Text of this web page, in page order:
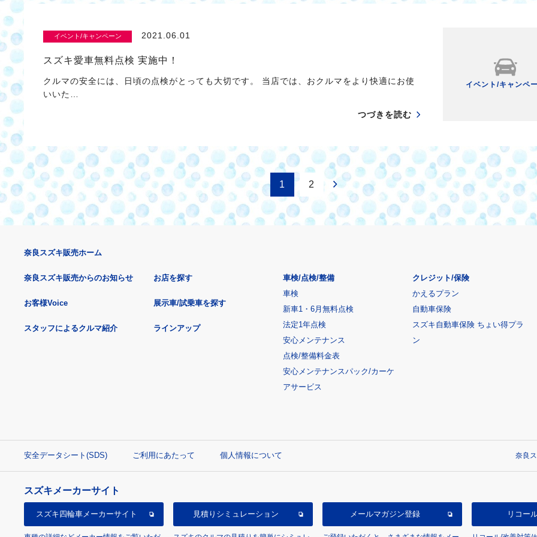
イベント/キャンペーン 2021.06.01
スズキ愛車無料点検 実施中！
クルマの安全には、日頃の点検がとっても大切です。 当店では、おクルマをより快適にお使
いいた…
つづきを読む
イベント/キャンペ
1 2
奈良スズキ販売ホーム
奈良スズキ販売からのお知らせ
お客様Voice
スタッフによるクルマ紹介
お店を探す
展示車/試乗車を探す
ラインアップ
車検/点検/整備
車検
新車1・6月無料点検
法定1年点検
安心メンテナンス
点検/整備料金表
安心メンテナンスパック/カーケ
アサービス
クレジット/保険
かえるプラン
自動車保険
スズキ自動車保険 ちょい得プラ
ン
安全データシート(SDS) ご利用にあたって 個人情報について 奈良
スズキメーカーサイト
スズキ四輪車メーカーサイト 見積り シミュレーション メールマガジン登録 リコー